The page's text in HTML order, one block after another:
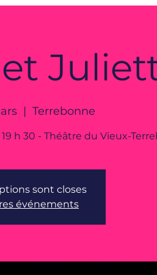
  |
Terrebonne
h 30 - Théâtre du Vieux-
sont closes
événements